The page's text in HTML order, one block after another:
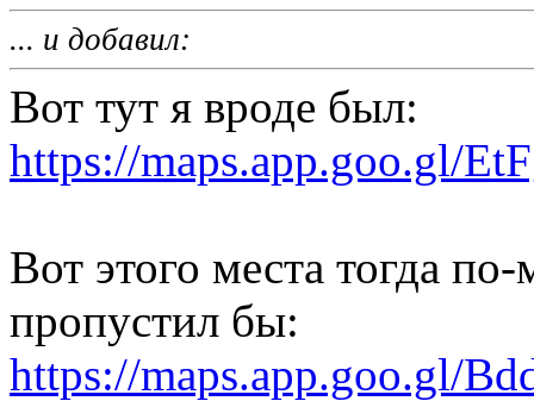
... и добавил:
Вот тут я вроде был:
https://maps.app.goo.gl/
Вот этого места тогда
пропустил бы:
https://maps.app.goo.gl/